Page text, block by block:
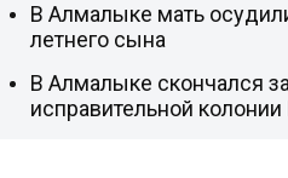
В Алмалыке мать
летнего сына
В Алмалыке скончался
исправительной